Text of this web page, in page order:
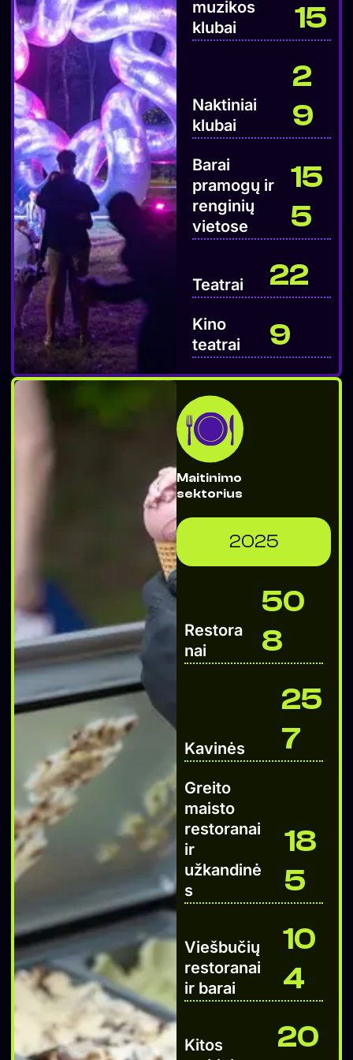
muzikos
klubai
15
Naktiniai
klubai
2
9
Barai
pramogų ir
renginių
vietose​​
15
5
Teatrai 22
Kino
teatrai
9
Maitinimo
sektorius
2025
Restora
nai
50
8
Kavinės
25
7
Greito
maisto
restoranai
ir
užkandinė
s
18
5
Viešbučių
restoranai
ir barai
10
4
Kitos
20